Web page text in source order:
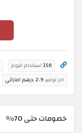
156 استخدام اليوم
اخر توفير 2.9 درهم اماراتي
خصومات حتى 70%